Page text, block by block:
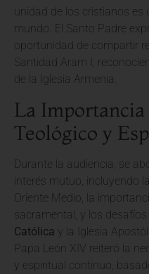
unidad de los cristianos es
mundo. El Santo Padre
oportunidad de compartir
Santidad Aram I,
de la Iglesia Armenia.
La
Teológico y
Durante la audiencia, se
interés mutuo, incluyendo
Oriente Medio, la
sacramental, y los
Católica y la Iglesia
Papa León XIV reiteró la
y espiritual continuo,